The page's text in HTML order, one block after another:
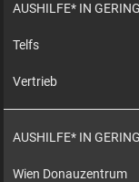
AUSHILFE* IN
Telfs
Vertrieb
AUSHILFE* IN
Wien Donauzentrum